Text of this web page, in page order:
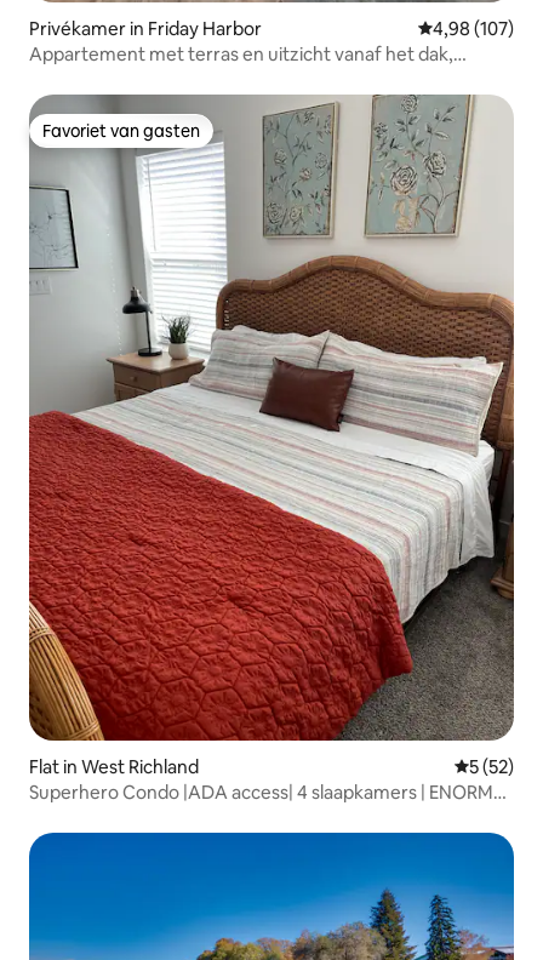
Privékamer in Friday Harbor Gemiddelde
4,98 (107)
Appartement met terras en uitzicht vanaf het dak,
Favoriet van gasten
Favoriet van gasten
Flat in West Richland
5 (52)
Superhero Condo |ADA access| 4 slaapkamers | ENORME